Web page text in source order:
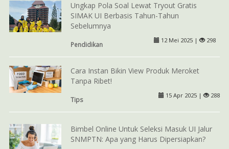
Ungkap Pola Soal Lewat Tryout Gratis
SIMAK UI Berbasis Tahun-Tahun
Sebelumnya
Pendidikan
12 Mei 2025 | 298
Cara Instan Bikin View Produk Meroket
Tanpa Ribet!
Tips
15 Apr 2025 | 288
Bimbel Online Untuk Seleksi Masuk UI Jalur
SNMPTN: Apa yang Harus Dipersiapkan?